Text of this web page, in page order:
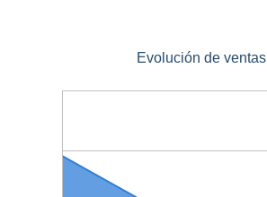
Evolución de ventas